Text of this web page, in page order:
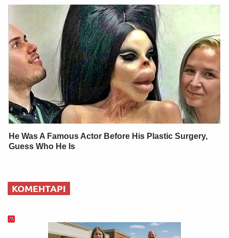
He Was A Famous Actor Before His Plastic Surgery,
Guess Who He Is
КОМЕНТАРІ